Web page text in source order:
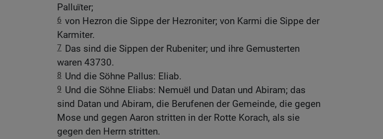
Palluïter;
6 von Hezron die Sippe der Hezroniter; von Karmi die Sippe der
Karmiter.
7 Das sind die Sippen der Rubeniter; und ihre Gemusterten
waren 43730.
8 Und die Söhne Pallus: Eliab.
9 Und die Söhne Eliabs: Nemuël und Datan und Abiram; das
sind Datan und Abiram, die Berufenen der Gemeinde, die gegen
Mose und gegen Aaron stritten in der Rotte Korach, als sie
gegen den Herrn stritten.